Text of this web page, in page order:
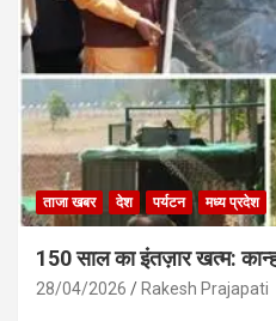
ताजा खबर देश पर्यटन मध्य प्रदेश
150 साल का इंतज़ार खत्म:
28/04/2026 Rakesh Prajapati